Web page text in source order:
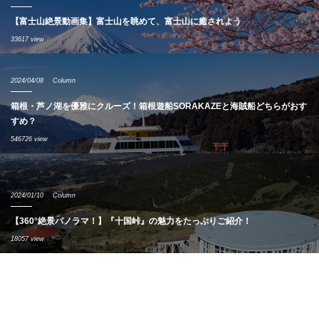
【富士山絶景動画集】富士山を眺めて、富士山に癒されよう
33617 view
2024/04/08 Column
箱根・芦ノ湖を優雅にクルーズ！箱根遊船SORAKAZEと海賊船どちらがおす
すめ？
546726 view
2024/01/10 Column
【360°絶景パノラマ！】『十国峠』の魅力をたっぷりご紹介！
18057 view